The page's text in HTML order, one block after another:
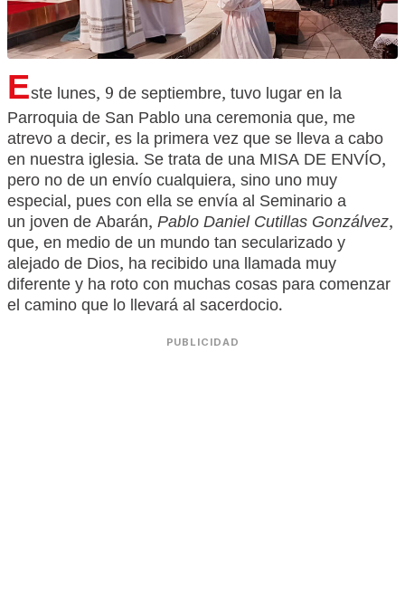
Este lunes, 9 de septiembre, tuvo lugar en la
Parroquia de San Pablo una ceremonia que, me
atrevo a decir, es la primera vez que se lleva a cabo
en nuestra iglesia. Se trata de una MISA DE ENVÍO,
pero no de un envío cualquiera, sino uno muy
especial, pues con ella se envía al Seminario a
un joven de Abarán, Pablo Daniel Cutillas Gonzálvez,
que, en medio de un mundo tan secularizado y
alejado de Dios, ha recibido una llamada muy
diferente y ha roto con muchas cosas para comenzar
el camino que lo llevará al sacerdocio.
PUBLICIDAD